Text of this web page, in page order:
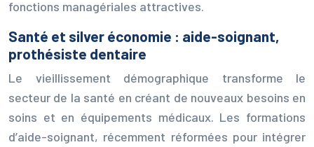
fonctions managériales attractives.
Santé et silver économie : aide-soignant,
prothésiste dentaire
Le vieillissement démographique transforme le
secteur de la santé en créant de nouveaux besoins en
soins et en équipements médicaux. Les formations
d’aide-soignant, récemment réformées pour intégrer